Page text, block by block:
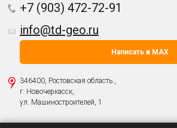
+7 (903) 472-72-91
info@td-geo.ru
Написать в MAX
346400, Ростовская область.,
г. Новочеркасск,
ул. Машиностроителей, 1